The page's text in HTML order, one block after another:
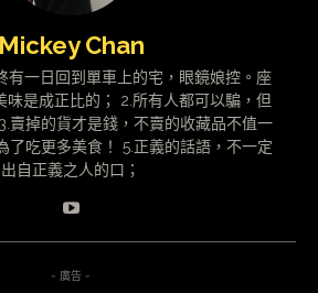
Mickey Chan
有一日回到單車上的宅，眼鏡娘控。座
味是成正比的； 2.所有人都可以騙，但
賣掉的貨才是錢，不賣的收藏品不值一
了吃更多美食！ 5.正義的話語，不一定
出自正義之人的口；
- 廣告 -